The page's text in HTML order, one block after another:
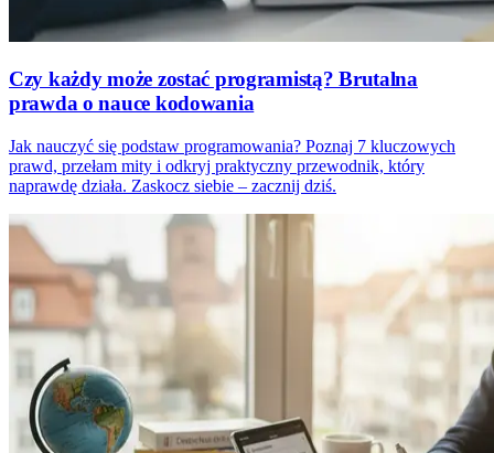
Czy każdy może zostać programistą? Brutalna
prawda o nauce kodowania
Jak nauczyć się podstaw programowania? Poznaj 7 kluczowych
prawd, przełam mity i odkryj praktyczny przewodnik, który
naprawdę działa. Zaskocz siebie – zacznij dziś.